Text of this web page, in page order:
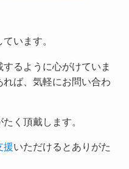
います。
るように心がけていま
ば、気軽にお問い合わ
く頂戴します。
援いただけるとありがた